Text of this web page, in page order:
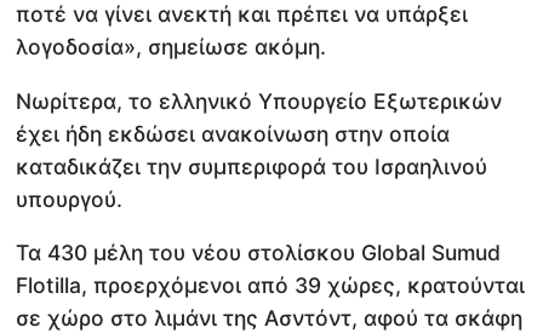
ποτέ να γίνει ανεκτή και πρέπει να υπάρξει
λογοδοσία», σημείωσε ακόμη.
Νωρίτερα, το ελληνικό Υπουργείο Εξωτερικών
έχει ήδη εκδώσει ανακοίνωση στην οποία
καταδικάζει την συμπεριφορά του Ισραηλινού
υπουργού.
Τα 430 μέλη του νέου στολίσκου Global Sumud
Flotilla, προερχόμενοι από 39 χώρες, κρατούνται
σε χώρο στο λιμάνι της Ασντόντ, αφού τα σκάφη